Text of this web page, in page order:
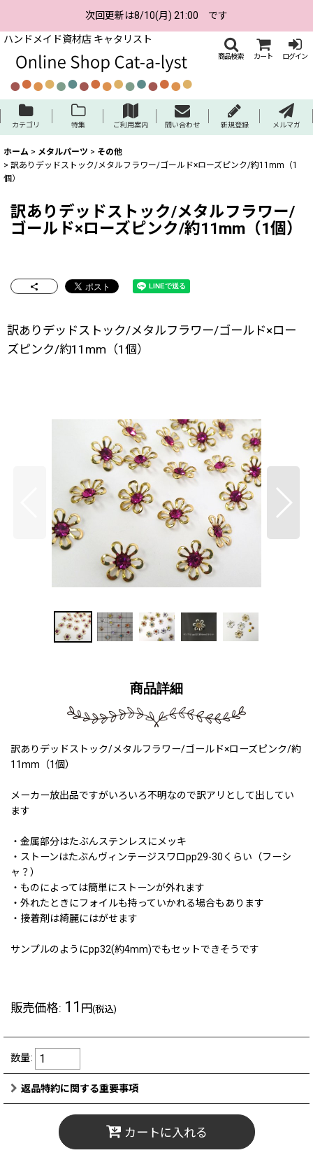
次回更新は8/10(月) 21:00 です
ハンドメイド資材店 キャタリスト
商品検索 カート ログイン
カテゴリ 特集 ご利用案内 問い合わせ 新規登録 メルマガ
ホーム > メタルパーツ > その他
> 訳ありデッドストック/メタルフラワー/ゴールド×ローズピンク/約11mm（1
個）
訳ありデッドストック/メタルフラワー/
ゴールド×ローズピンク/約11mm（1個）
訳ありデッドストック/メタルフラワー/ゴールド×ロー
ズピンク/約11mm（1個）
商品詳細
訳ありデッドストック/メタルフラワー/ゴールド×ローズピンク/約
11mm（1個）
メーカー放出品ですがいろいろ不明なので訳アリとして出してい
ます
・金属部分はたぶんステンレスにメッキ
・ストーンはたぶんヴィンテージスワロpp29-30くらい（フーシ
ャ？）
・ものによっては簡単にストーンが外れます
・外れたときにフォイルも持っていかれる場合もあります
・接着剤は綺麗にはがせます
サンプルのようにpp32(約4mm)でもセットできそうです
販売価格: 11 円(税込)
数量:
返品特約に関する重要事項
カートに入れる